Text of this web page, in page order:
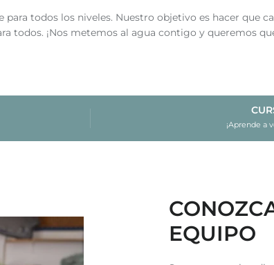
todos los niveles. Nuestro objetivo es hacer que
todos. ¡Nos metemos al agua contigo y queremos
¡Aprende a
EQUIPO